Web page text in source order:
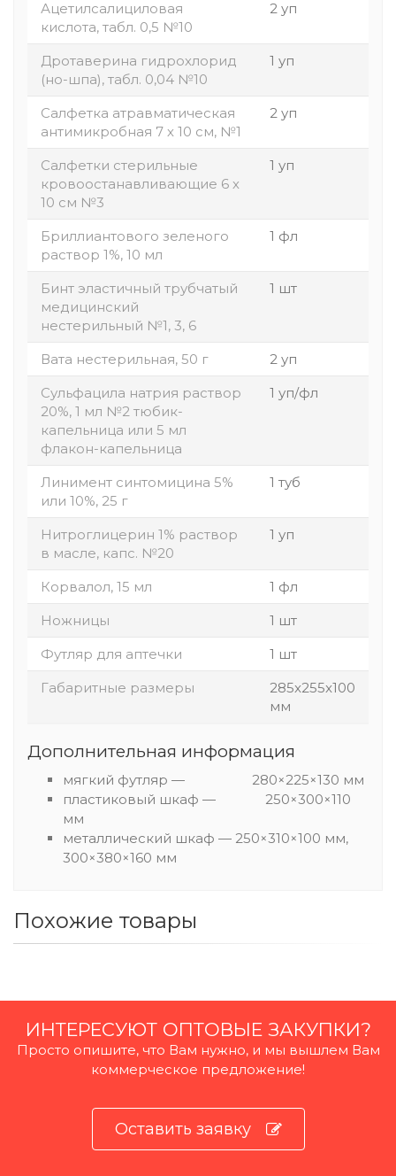
Ацетилсалициловая
кислота, табл. 0,5 №10
2 уп
Дротаверина гидрохлорид
(но-шпа), табл. 0,04 №10
1 уп
Салфетка атравматическая
антимикробная 7 х 10 см, №1
2 уп
Салфетки стерильные
кровоостанавливающие 6 х
10 см №3
1 уп
Бриллиантового зеленого
раствор 1%, 10 мл
1 фл
Бинт эластичный трубчатый
медицинский
нестерильный №1, 3, 6
1 шт
Вата нестерильная, 50 г
2 уп
Сульфацила натрия раствор
20%, 1 мл №2 тюбик-
капельница или 5 мл
флакон-капельница
1 уп/фл
Линимент синтомицина 5%
или 10%, 25 г
1 туб
Нитроглицерин 1% раствор
в масле, капс. №20
1 уп
Корвалол, 15 мл
1 фл
Ножницы
1 шт
Футляр для аптечки
1 шт
Габаритные размеры
285x255x100
мм
Дополнительная информация
мягкий футляр — 280×225×130 мм
пластиковый шкаф — 250×300×110
мм
металлический шкаф — 250×310×100 мм,
300×380×160 мм
Похожие товары
ИНТЕРЕСУЮТ ОПТОВЫЕ ЗАКУПКИ?
Просто опишите, что Вам нужно, и мы вышлем Вам
коммерческое предложение!
Оставить заявку